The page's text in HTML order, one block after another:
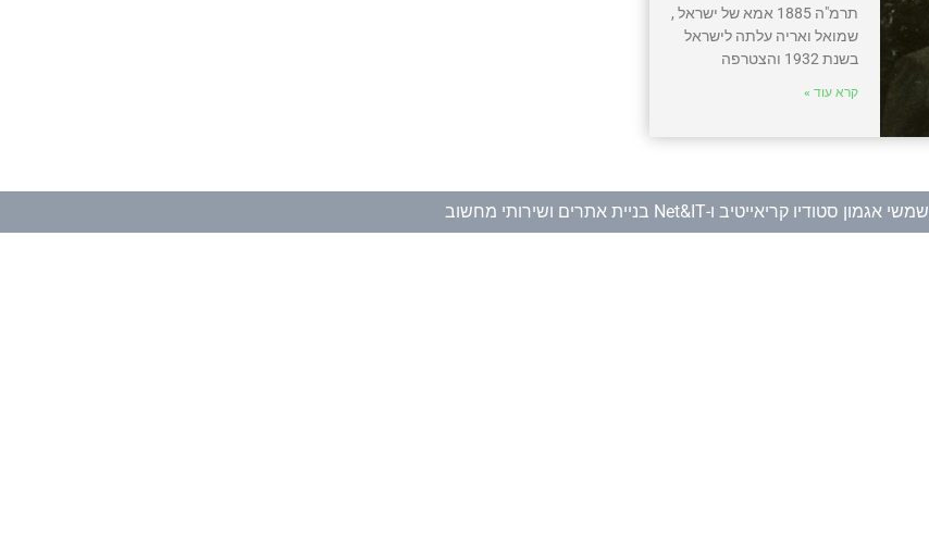
תרמ"ה 1885 אמא של ישראל ,
שמואל ואריה עלתה לישראל
בשנת 1932 והצטרפה
קרא עוד »
שמשי אגמון סטודיו קריאייטיב ו-Net&IT בניית אתרים ושירותי מחשוב